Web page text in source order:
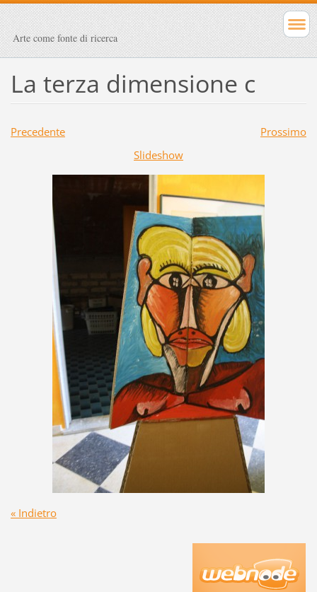
Arte come fonte di ricerca
La terza dimensione c
Precedente
Prossimo
Slideshow
« Indietro